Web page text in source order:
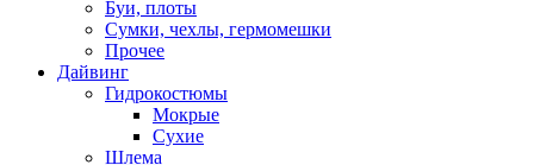
Буи, плоты
Сумки, чехлы, гермомешки
Прочее
Дайвинг
Гидрокостюмы
Мокрые
Сухие
Шлема